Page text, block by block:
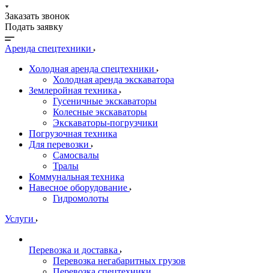
Заказать звонок
Подать заявку
Аренда спецтехники
Холодная аренда спецтехники
Холодная аренда экскаватора
Землеройная техника
Гусеничные экскаваторы
Колесные экскаваторы
Экскаваторы-погрузчики
Погрузочная техника
Для перевозки
Самосвалы
Тралы
Коммунальная техника
Навесное оборудование
Гидромолоты
Услуги
Перевозка и доставка
Перевозка негабаритных грузов